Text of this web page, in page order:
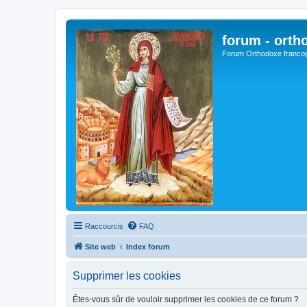
forum -
Forum Orthodoxe
Raccourcis FAQ
Site web Index forum
Supprimer les cookies
Êtes-vous sûr de vouloir supprimer les cookies de ce forum ?